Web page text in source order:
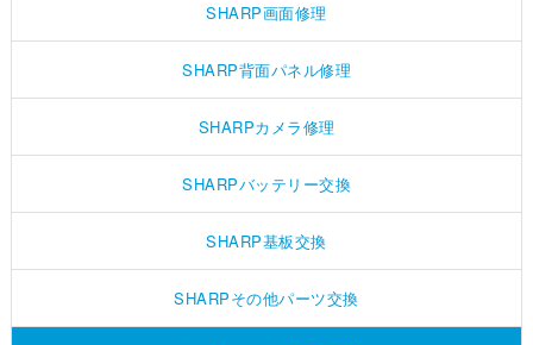
SHARP画面修理
SHARP背面パネル修理
SHARPカメラ修理
SHARPバッテリー交換
SHARP基板交換
SHARPその他パーツ交換